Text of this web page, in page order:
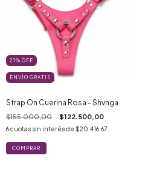
21 % OFF
ENVÍO GRATIS
Strap On Cuerina Rosa - Shvnga
$155.000,00 $122.500,00
6cuotas sin interés de $20.416,67